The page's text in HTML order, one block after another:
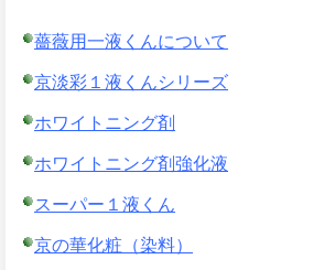
薔薇用一液くんについて
京淡彩１液くんシリーズ
ホワイトニング剤
ホワイトニング剤強化液
スーパー１液くん
京の華化粧（染料）